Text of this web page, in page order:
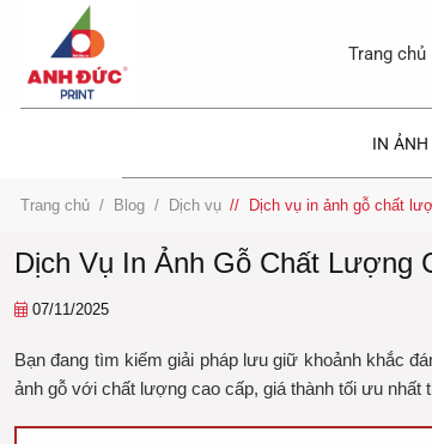
Trang chủ
IN
Trang chủ / Blog / Dịch vụ / Dịch vụ in ảnh gỗ chất
Dịch Vụ In Ảnh Gỗ Chất Lượng
07/11/2025
Bạn đang tìm kiếm giải pháp lưu giữ khoảnh khắc
ảnh gỗ với chất lượng cao cấp, giá thành tối ưu nhất